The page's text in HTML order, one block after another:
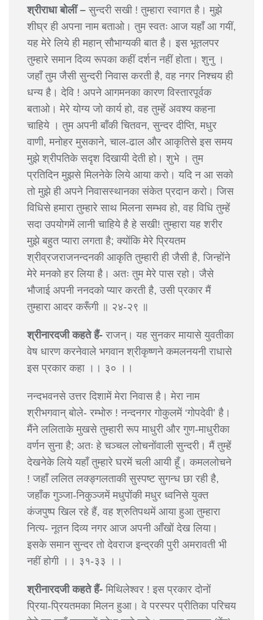
श्रीराधा बोलीं – सुन्दरी सखी ! तुम्हारा स्वागत है। मुझे
शीघ्र ही अपना नाम बताओ। तुम स्वतः आज यहाँ आ गयीं,
यह मेरे लिये ही महान् सौभाग्यकी बात है। इस भूतलपर
तुम्हारे समान दिव्य रूपका कहीं दर्शन नहीं होता। शुनु ।
जहाँ तुम जैसी सुन्दरी निवास करती है, वह नगर निश्चय ही
धन्य है। देवि ! अपने आगमनका कारण विस्तारपूर्वक
बताओ। मेरे योग्य जो कार्य हो, वह तुम्हें अवश्य कहना
चाहिये । तुम अपनी बाँकी चितवन, सुन्दर दीप्ति, मधुर
वाणी, मनोहर मुसकाने, चाल-ढाल और आकृतिसे इस समय
मुझे श्रीपतिके सदृश दिखायी देती हो। शुभे । तुम
प्रतिदिन मुझसे मिलनेके लिये आया करो। यदि न आ सको
तो मुझे ही अपने निवासस्थानका संकेत प्रदान करो। जिस
विधिसे हमारा तुम्हारे साथ मिलना सम्भव हो, वह विधि तुम्हें
सदा उपयोगमें लानी चाहिये है हे सखी! तुम्हारा यह शरीर
मुझे बहुत प्यारा लगता है; क्योंकि मेरे प्रियतम
श्रीव्रजराजनन्दनकी आकृति तुम्हारी ही जैसी है, जिन्होंने
मेरे मनको हर लिया है। अतः तुम मेरे पास रहो। जैसे
भौजाई अपनी ननदको प्यार करती है, उसी प्रकार मैं
तुम्हारा आदर करूँगी ॥ २४-२९ ॥
श्रीनारदजी कहते हैं- राजन्। यह सुनकर मायासे युवतीका
वेष धारण करनेवाले भगवान श्रीकृष्णने कमलनयनी राधासे
इस प्रकार कहा ।। ३० ।।
नन्दभवनसे उत्तर दिशामें मेरा निवास है। मेरा नाम
श्रीभगवान् बोले- रम्भोरु ! नन्दनगर गोकुलमें ‘गोपदेवी’ है।
मैंने ललिताके मुखसे तुम्हारी रूप माधुरी और गुण-माधुरीका
वर्णन सुना है; अतः हे चञ्चल लोचनोंवाली सुन्दरी। मैं तुम्हें
देखनेके लिये यहाँ तुम्हारे घरमें चली आयी हूँ। कमललोचने
! जहाँ ललित लक्ङ्गलताकी सुस्पष्ट सुगन्ध छा रही है,
जहाँक गुञ्जा-निकुञ्जमें मधुपोंकी मधुर ध्वनिसे युक्त
कंजपुष्प खिल रहे हैं, वह श्रुतिपथमें आया हुआ तुम्हारा
नित्य- नूतन दिव्य नगर आज अपनी आँखों देख लिया।
इसके समान सुन्दर तो देवराज इन्द्रकी पुरी अमरावती भी
नहीं होगी ।। ३१-३३ ।।
श्रीनारदजी कहते हैं- मिथिलेश्वर ! इस प्रकार दोनों
प्रिया-प्रियतमका मिलन हुआ। वे परस्पर प्रीतिका परिचय